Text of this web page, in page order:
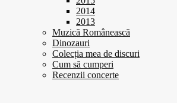
2014
2013
Muzică Românească
Dinozauri
Colecția mea de discuri
Cum să cumperi
Recenzii concerte